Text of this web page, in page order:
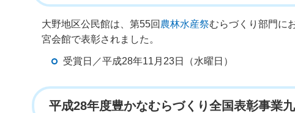
大野地区公民館は、第55回 農林水産祭むらづくり部門に
宮会館で表彰されました。
受賞日／平成28年11月23日（水曜日）
平成28年度豊かなむらづくり全国表彰事業